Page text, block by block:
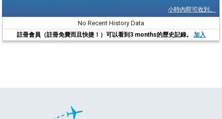
小時內即可收到。
No Recent History Data
註冊會員（註冊免費而且快捷！）可以看到3 months的歷史記錄。 加入